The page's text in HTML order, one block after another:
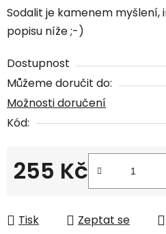
Sodalit je kamenem myšlení,
popisu níže ;-)
Dostupnost
Můžeme doručit do:
Možnosti doručení
Kód:
255 Kč
Tisk Zeptat se